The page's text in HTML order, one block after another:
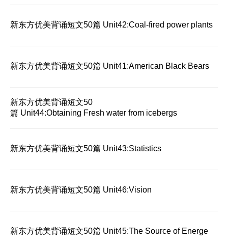
新东方优美背诵短文50篇 Unit42:Coal-fired power plants
新东方优美背诵短文50篇 Unit41:American Black Bears
新东方优美背诵短文50
篇 Unit44:Obtaining Fresh water from icebergs
新东方优美背诵短文50篇 Unit43:Statistics
新东方优美背诵短文50篇 Unit46:Vision
新东方优美背诵短文50篇 Unit45:The Source of Energe